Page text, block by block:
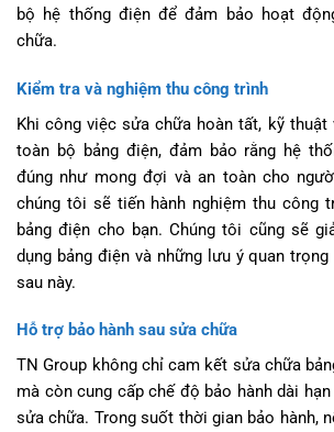
bộ hệ thống điện để đảm bảo hoạt
chữa.
Kiểm tra và nghiệm thu công trình
Khi công việc sửa chữa hoàn tất, kỹ
toàn bộ bảng điện, đảm bảo rằng hệ
đúng như mong đợi và an toàn cho
chúng tôi sẽ tiến hành nghiệm thu công
bảng điện cho bạn. Chúng tôi cũng sẽ
dụng bảng điện và những lưu ý quan
sau này.
Hỗ trợ bảo hành sau sửa chữa
TN Group không chỉ cam kết sửa chữa
mà còn cung cấp chế độ bảo hành dài
sửa chữa. Trong suốt thời gian bảo hành,